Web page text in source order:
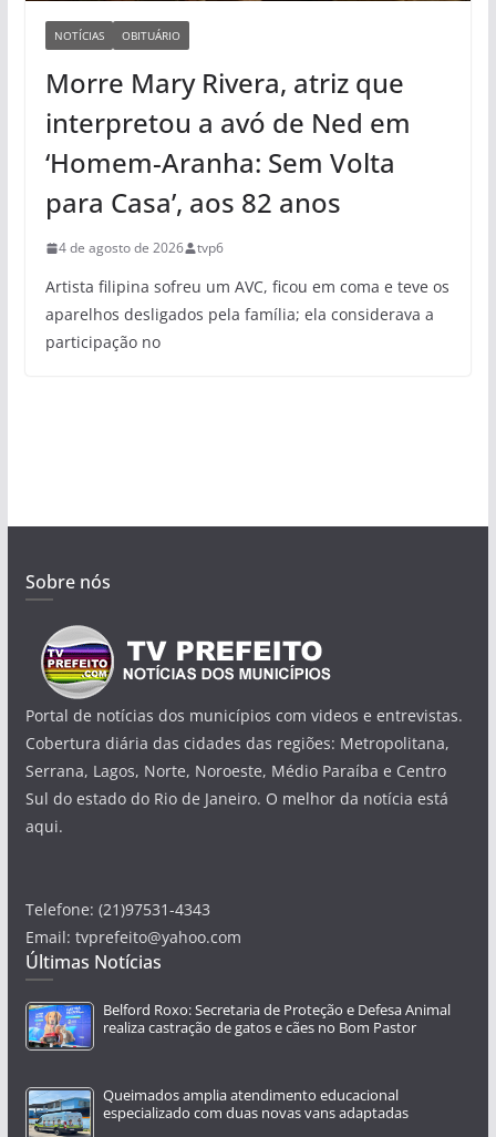
NOTÍCIAS OBITUÁRIO
Morre Mary Rivera, atriz que
interpretou a avó de Ned em
‘Homem-Aranha: Sem Volta
para Casa’, aos 82 anos
4 de agosto de 2026 tvp6
Artista filipina sofreu um AVC, ficou em coma e teve os
aparelhos desligados pela família; ela considerava a
participação no
Sobre nós
Portal de notícias dos municípios com videos e entrevistas.
Cobertura diária das cidades das regiões: Metropolitana,
Serrana, Lagos, Norte, Noroeste, Médio Paraíba e Centro
Sul do estado do Rio de Janeiro. O melhor da notícia está
aqui.
Telefone: (21)97531-4343
Email: tvprefeito@yahoo.com
Últimas Notícias
Belford Roxo: Secretaria de Proteção e Defesa Animal
realiza castração de gatos e cães no Bom Pastor
Queimados amplia atendimento educacional
especializado com duas novas vans adaptadas